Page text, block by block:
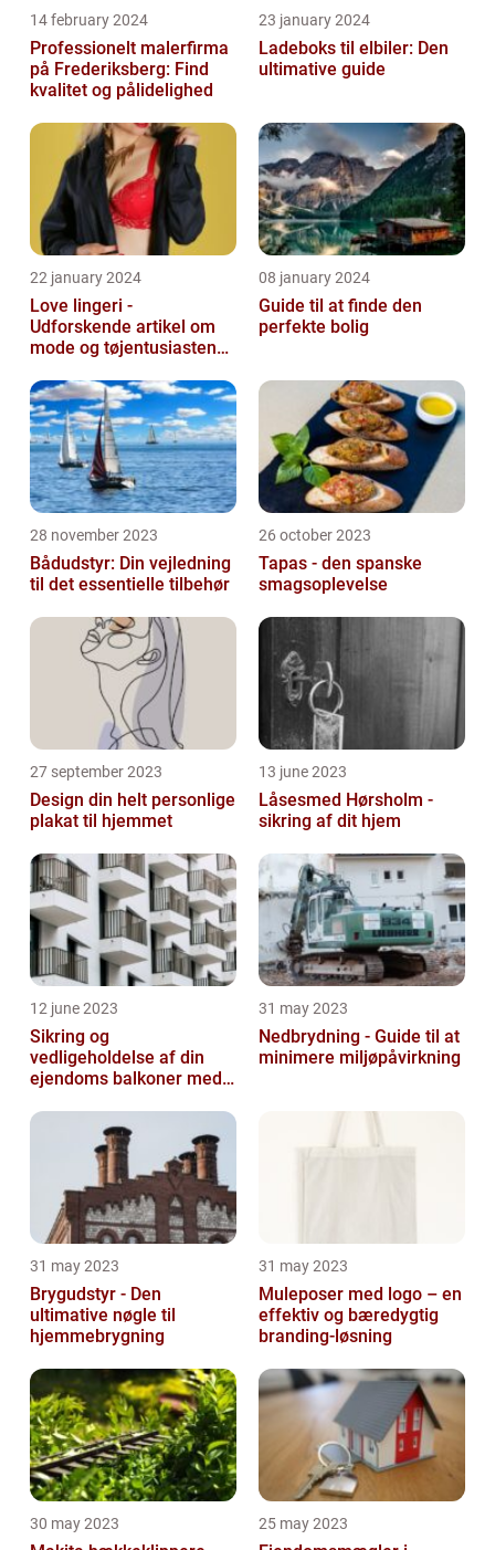
14 february 2024
Professionelt malerfirma
på Frederiksberg: Find
kvalitet og pålidelighed
23 january 2024
Ladeboks til elbiler: Den
ultimative guide
22 january 2024
Love lingeri -
Udforskende artikel om
mode og tøjentusiastens
08 january 2024
Guide til at finde den
perfekte bolig
28 november 2023
Bådudstyr: Din vejledning
til det essentielle tilbehør
26 october 2023
Tapas - den spanske
smagsoplevelse
27 september 2023
Design din helt personlige
plakat til hjemmet
13 june 2023
Låsesmed Hørsholm -
sikring af dit hjem
12 june 2023
Sikring og
vedligeholdelse af din
ejendoms balkoner med
31 may 2023
Nedbrydning - Guide til at
minimere miljøpåvirkning
31 may 2023
Brygudstyr - Den
ultimative nøgle til
hjemmebrygning
31 may 2023
Muleposer med logo – en
effektiv og bæredygtig
branding-løsning
30 may 2023 25 may 2023